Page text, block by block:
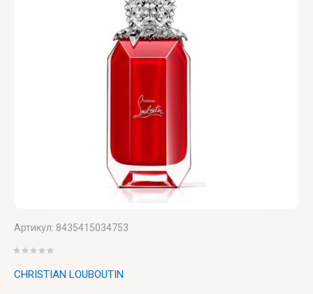
Артикул: 8435415034753
CHRISTIAN LOUBOUTIN
GABAI
Versace
Victoria's
VIKTOR
& ROLF
PARFUMERIE
Vince